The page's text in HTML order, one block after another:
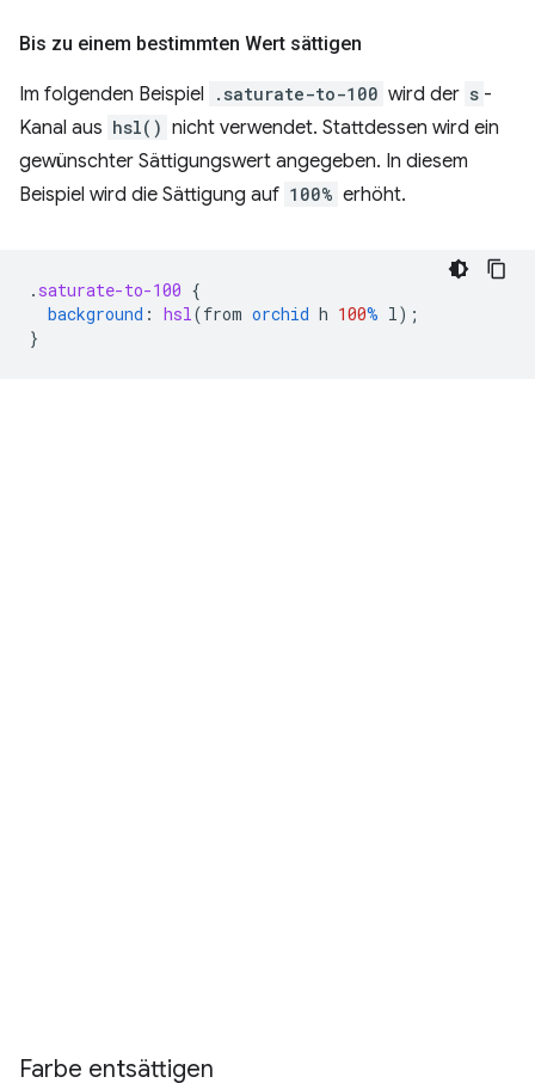
Bis zu einem bestimmten Wert sättigen
Im folgenden Beispiel .saturate-to-100 wird der s -
Kanal aus hsl() nicht verwendet. Stattdessen wird ein
gewünschter Sättigungswert angegeben. In diesem
Beispiel wird die Sättigung auf 100% erhöht.
. saturate-to-100 {
background : hsl (from orchid h 100% l );
}
Farbe entsättigen